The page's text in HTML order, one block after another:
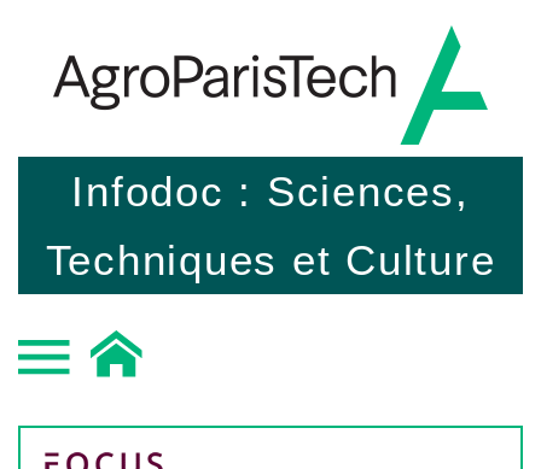
Infodoc : Sciences,
Techniques et Culture